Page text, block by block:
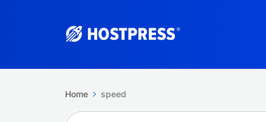
Home speed